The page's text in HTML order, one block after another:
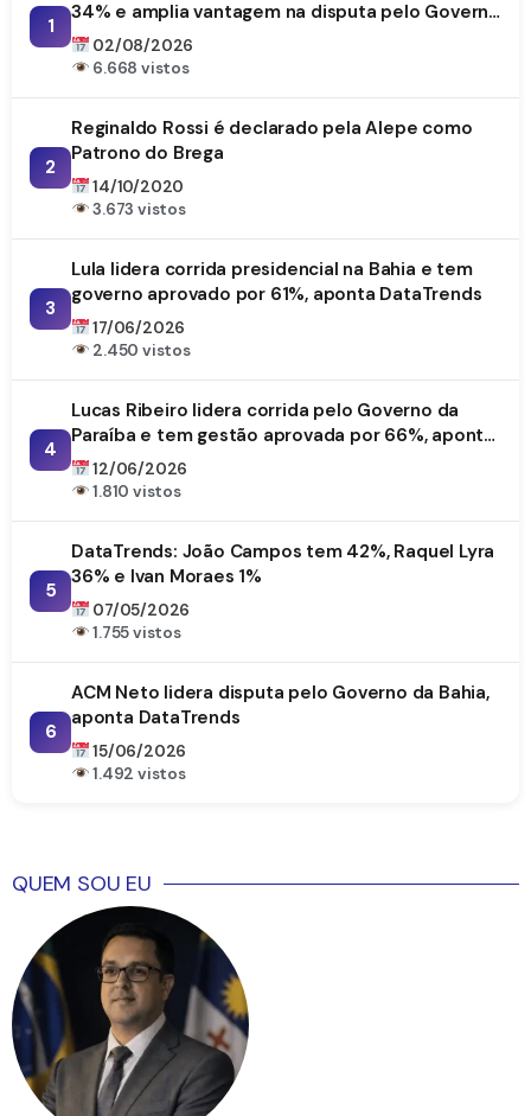
1
34% e amplia vantagem na disputa pelo Governo
da Paraíba
02/08/2026
6.668 vistos
2
Reginaldo Rossi é declarado pela Alepe como
Patrono do Brega
14/10/2020
3.673 vistos
3
Lula lidera corrida presidencial na Bahia e tem
governo aprovado por 61%, aponta DataTrends
17/06/2026
2.450 vistos
4
Lucas Ribeiro lidera corrida pelo Governo da
Paraíba e tem gestão aprovada por 66%, aponta
DataTrends
12/06/2026
1.810 vistos
5
DataTrends: João Campos tem 42%, Raquel Lyra
36% e Ivan Moraes 1%
07/05/2026
1.755 vistos
6
ACM Neto lidera disputa pelo Governo da Bahia,
aponta DataTrends
15/06/2026
1.492 vistos
QUEM SOU EU